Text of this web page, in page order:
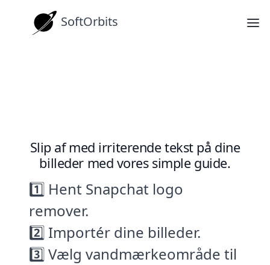
SoftOrbits
Slip af med irriterende tekst på dine
billeder med vores simple guide.
1️⃣ Hent Snapchat logo
remover.
2️⃣ Importér dine billeder.
3️⃣ Vælg vandmærkeområde til